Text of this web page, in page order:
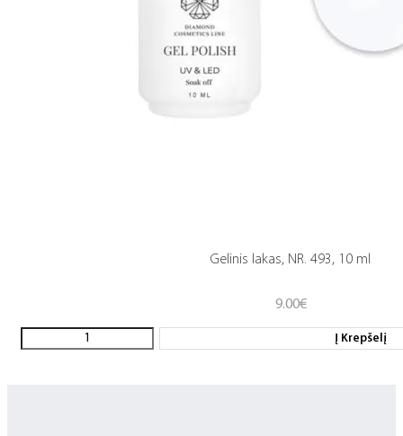
Gelinis lakas, NR. 493, 10 ml
9.00€
Į Krepšelį